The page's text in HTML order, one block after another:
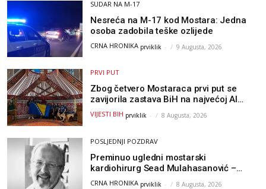
SUDAR NA M-17
Nesreća na M-17 kod Mostara: Jedna
osoba zadobila teške ozlijede
CRNA HRONIKA prviklik - 9 Augusta, 2026
PRVI PUT
Zbog četvero Mostaraca prvi put se
zavijorila zastava BiH na najvećoj AI
olimpijadi, a sada je njihov mentor
postao član komiteta Međunarodne
VIJESTI BIH prviklik - 8 Augusta, 2026
POSLJEDNJI POZDRAV
Preminuo ugledni mostarski
kardiohirurg Sead Mulahasanović –
kolege uputile emotivnu oproštajnu
CRNA HRONIKA prviklik - 8 Augusta, 2026